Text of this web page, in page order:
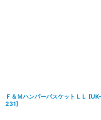
Ｆ＆ＭハンパーバスケットＬＬ [UK-
231]